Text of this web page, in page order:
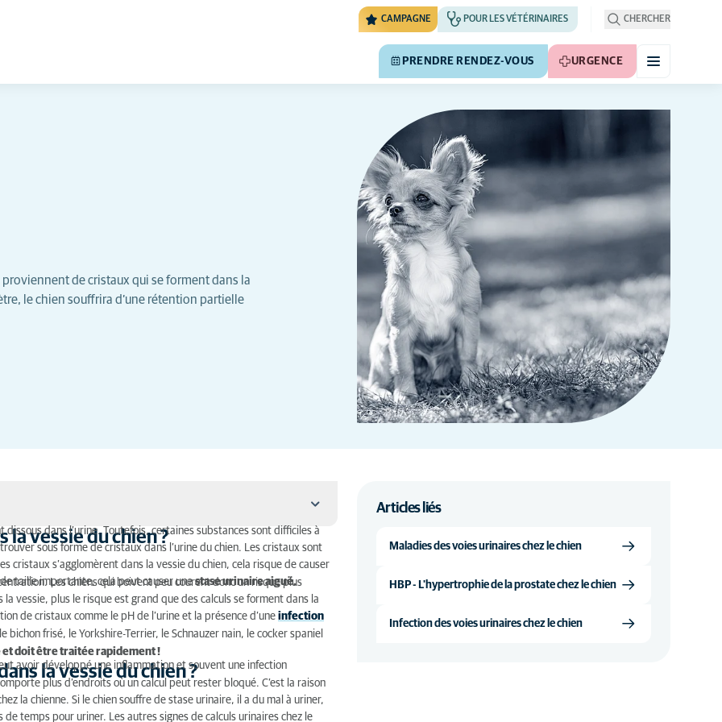
CAMPAGNE POUR LES VÉTÉRINAIRES CHERCHER
PRENDRE RENDEZ-VOUS URGENCE
de cristaux qui se forment dans la
le chien souffrira d’une rétention partielle
?
du chien ?
du chien ?
?
la vessie du chien ?
dans l’urine. Toutefois, certaines substances sont difficiles à
sous forme de cristaux dans l’urine du chien. Les cristaux sont
cristaux s’agglomèrent dans la vessie du chien, cela risque de causer
taille importante, cela peut causer unestase urinaire aiguë.
Les chiens qui boivent peu courent donc un risque plus
vessie, plus le risque est grand que des calculs se forment dans la
de cristaux comme le pH de l’urine et la présence d’une infection
frisé, le Yorkshire-Terrier, le Schnauzer nain, le cocker spaniel
et doit être traitée rapidement !
la vessie du chien ?
avoir développé une inflammation et souvent une infection
plus d’endroits où un calcul peut rester bloqué. C’est la raison
la chienne. Si le chien souffre de stase urinaire, il a du mal à uriner,
temps pour uriner. Les autres signes de calculs urinaires chez le
Articles liés
Maladies des voies urinaires chez le chien
HBP - L'hypertrophie de la prostate chez le chien
Infection des voies urinaires chez le chien